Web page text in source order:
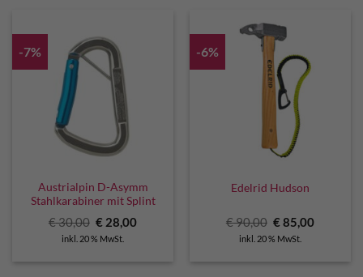
-7%
Austrialpin D-Asymm
Stahlkarabiner mit Splint
€30,00 Ursprünglicher
Preis
war:
€ 28,00Aktueller
inkl. 20 % MwSt.
-6%
Edelrid Hudson
€90,00 Ursprünglicher
Preis
war:
€85,00
inkl. 20 % MwSt.